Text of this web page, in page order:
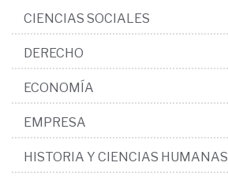
CIENCIAS SOCIALES
DERECHO
ECONOMÍA
EMPRESA
HISTORIA Y CIENCIAS HUMANAS